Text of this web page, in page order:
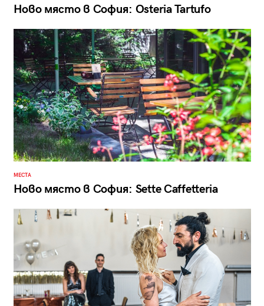
Ново място в София: Osteria Tartufo
МЕСТА
Ново място в София: Sette Caffetteria